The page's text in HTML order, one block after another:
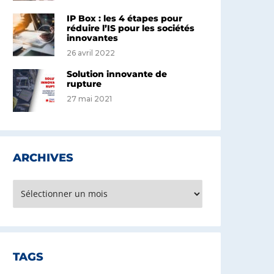
IP Box : les 4 étapes pour
réduire l’IS pour les sociétés
innovantes
26 avril 2022
Solution innovante de
rupture
27 mai 2021
ARCHIVES
TAGS